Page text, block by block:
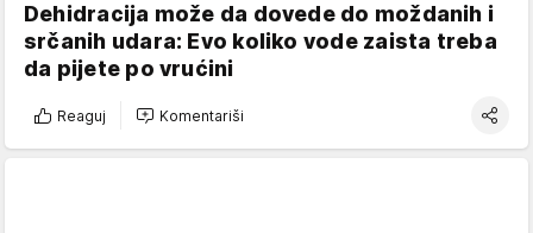
Dehidracija može da dovede do moždanih i
srčanih udara: Evo koliko vode zaista treba
da pijete po vrućini
Reaguj Komentariši